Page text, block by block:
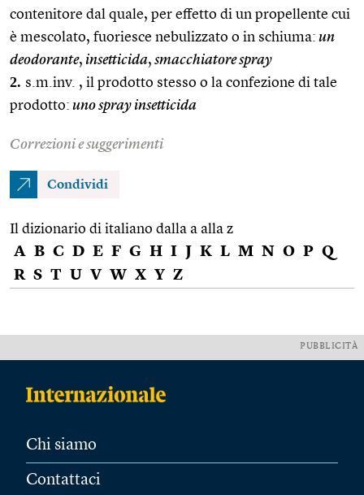
contenitore dal quale, per effetto di un propellente cui
è mescolato, fuoriesce nebulizzato o in schiuma: un
deodorante, insetticida, smacchiatorespray
2. s.m.inv. , il prodotto stesso o la confezione di tale
prodotto: unospray insetticida
Correzioni e suggerimenti
Condividi
Il dizionario di italiano dalla a alla z
A B C D E F G H I J K L M N O P Q
R S T U V W X Y Z
PUBBLICITÀ
Chi siamo
Contattaci